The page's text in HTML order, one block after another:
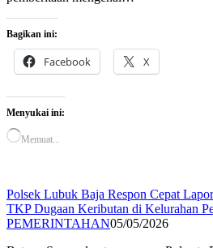
Bagikan ini:
Facebook X
Menyukai ini:
Memuat...
Polsek Lubuk Baja Respon Cepat
TKP Dugaan Keributan di Kelurahan
PEMERINTAHAN05/05/2026